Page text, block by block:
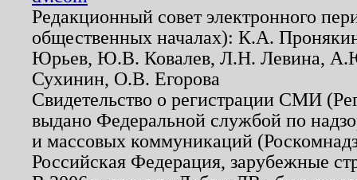
Редакционный совет электронного
общественных началах): К.А.
Юрьев, Ю.В. Ковалев, Л.Н. Левина,
Сухинин, О.В. Егорова
Свидетельство о регистрации СМИ
выдано Федеральной службой по
и массовых коммуникаций
Российская Федерация, зарубежные